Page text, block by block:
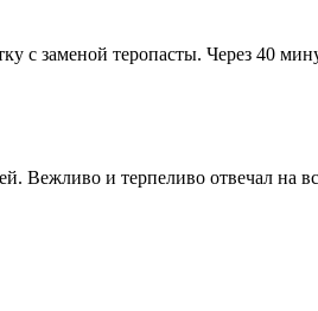
заменой теропасты. Через 40
Вежливо и терпеливо отвечал на